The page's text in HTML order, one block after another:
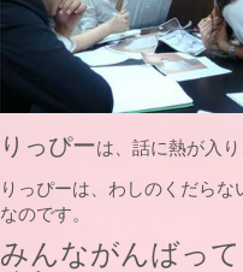
りっぴーは、話に熱が入
りっぴーは、わしのくだら
なのです。
みんながんばっ